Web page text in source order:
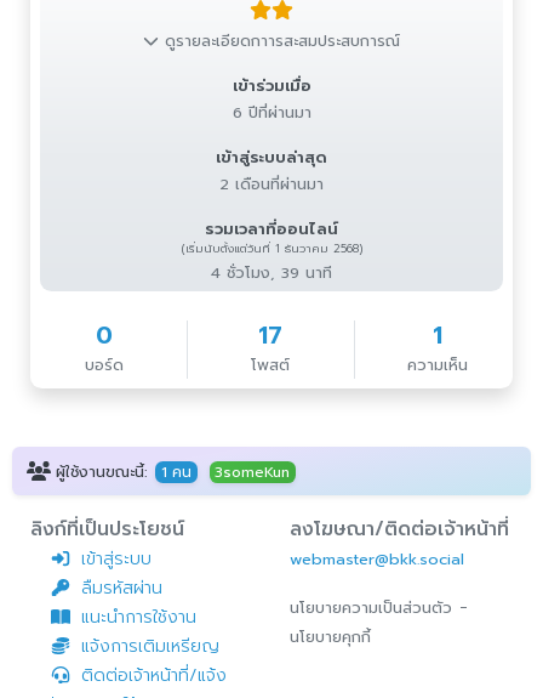
ดูรายละเอียดกาารสะสมประสบการณ์
เข้าร่วมเมื่อ
6 ปีที่ผ่านมา
เข้าสู่ระบบล่าสุด
2 เดือนที่ผ่านมา
รวมเวลาที่ออนไลน์
(เริ่มนับตั้งแต่วันที่ 1 ธันวาคม 2568)
4 ชั่วโมง, 39 นาที
0
บอร์ด
17
โพสต์
1
ความเห็น
ผู้ใช้งานขณะนี้: 1 คน 3someKun
ลิงก์ที่เป็นประโยชน์
เข้าสู่ระบบ
ลืมรหัสผ่าน
แนะนำการใช้งาน
แจ้งการเติมเหรียญ
ติดต่อเจ้าหน้าที่/แจ้ง
ลงโฆษณา/ติดต่อเจ้าหน้าที่
webmaster@bkk.social
นโยบายความเป็นส่วนตัว -
นโยบายคุกกี้